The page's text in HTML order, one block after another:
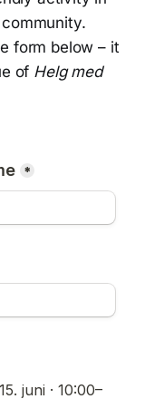
form below – it
of Helg med